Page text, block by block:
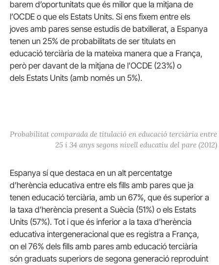
barem d’oportunitats que és millor que la mitjana de
l’OCDE o que els Estats Units. Si ens fixem entre els
joves amb pares sense estudis de batxillerat, a Espanya
tenen un 25% de probabilitats de ser titulats en
educació terciària de la mateixa manera que a França,
però per davant de la mitjana de l’OCDE (23%) o
dels Estats Units (amb només un 5%).
Probabilitat comparada de titulació en educació terciària entre
25 i 34 anys segons nivell educatiu del pare (2012)
Espanya sí que destaca en un alt percentatge
d’herència educativa entre els fills amb pares que ja
tenen educació terciària, amb un 67%, que és superior a
la taxa d’herència present a Suècia (51%) o els Estats
Units (57%). Tot i que és inferior a la taxa d’herència
educativa intergeneracional que es registra a França,
on el 76% dels fills amb pares amb educació terciària
són graduats superiors de segona generació reproduint